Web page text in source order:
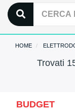
HOME
Trovati
BUDGET